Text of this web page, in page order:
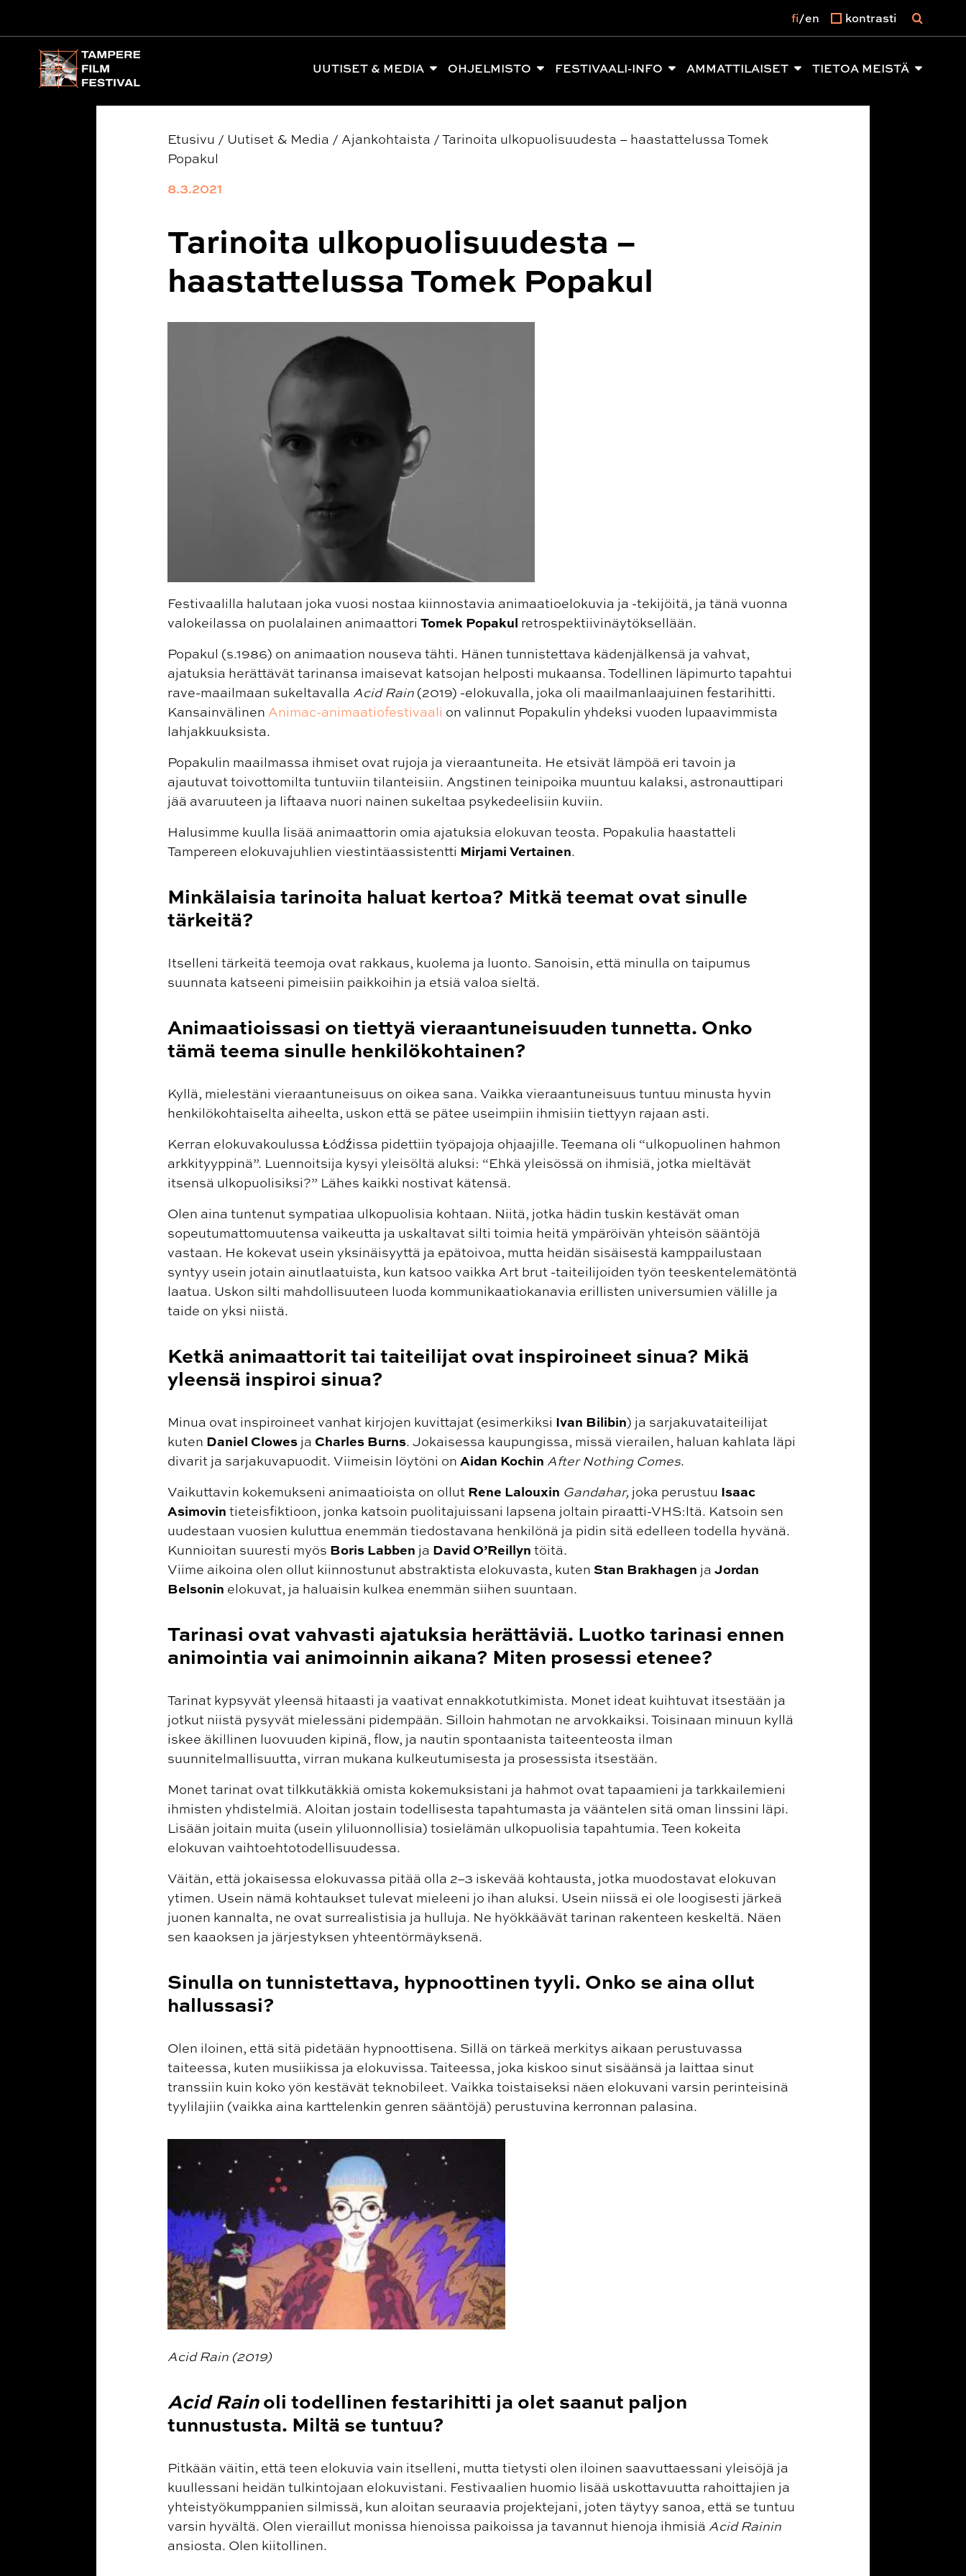
Päävalikko UUTISET & MEDIA OHJELMISTO FESTIVAALI-INFO AMMATTILAISET TIETOA MEISTÄ
fi en kontrasti
Etusivu / Uutiset & Media / Ajankohtaista /Tarinoita ulkopuolisuudesta – haastattelussa Tomek
Popakul
8.3.2021
Tarinoita ulkopuolisuudesta –
haastattelussa Tomek Popakul
Festivaalilla halutaan joka vuosi nostaa kiinnostavia animaatioelokuvia ja -tekijöitä, ja tänä vuonna
valokeilassa on puolalainen animaattori Tomek Popakul retrospektiivinäytöksellään.
Popakul (s.1986) on animaation nouseva tähti. Hänen tunnistettava kädenjälkensä ja vahvat,
ajatuksia herättävät tarinansa imaisevat katsojan helposti mukaansa. Todellinen läpimurto tapahtui
rave-maailmaan sukeltavalla Acid Rain (2019) -elokuvalla, joka oli maailmanlaajuinen festarihitti.
Kansainvälinen Animac-animaatiofestivaali on valinnut Popakulin yhdeksi vuoden lupaavimmista
lahjakkuuksista.
Popakulin maailmassa ihmiset ovat rujoja ja vieraantuneita. He etsivät lämpöä eri tavoin ja
ajautuvat toivottomilta tuntuviin tilanteisiin. Angstinen teinipoika muuntuu kalaksi, astronauttipari
jää avaruuteen ja liftaava nuori nainen sukeltaa psykedeelisiin kuviin.
Halusimme kuulla lisää animaattorin omia ajatuksia elokuvan teosta. Popakulia haastatteli
Tampereen elokuvajuhlien viestintäassistentti Mirjami Vertainen.
Minkälaisia tarinoita haluat kertoa? Mitkä teemat ovat sinulle
tärkeitä?
Itselleni tärkeitä teemoja ovat rakkaus, kuolema ja luonto. Sanoisin, että minulla on taipumus
suunnata katseeni pimeisiin paikkoihin ja etsiä valoa sieltä.
Animaatioissasi on tiettyä vieraantuneisuuden tunnetta. Onko
tämä teema sinulle henkilökohtainen?
Kyllä, mielestäni vieraantuneisuus on oikea sana. Vaikka vieraantuneisuus tuntuu minusta hyvin
henkilökohtaiselta aiheelta, uskon että se pätee useimpiin ihmisiin tiettyyn rajaan asti.
Kerran elokuvakoulussa Łódźissa pidettiin työpajoja ohjaajille. Teemana oli “ulkopuolinen hahmon
arkkityyppinä”. Luennoitsija kysyi yleisöltä aluksi: “Ehkä yleisössä on ihmisiä, jotka mieltävät
itsensä ulkopuolisiksi?” Lähes kaikki nostivat kätensä.
Olen aina tuntenut sympatiaa ulkopuolisia kohtaan. Niitä, jotka hädin tuskin kestävät oman
sopeutumattomuutensa vaikeutta ja uskaltavat silti toimia heitä ympäröivän yhteisön sääntöjä
vastaan. He kokevat usein yksinäisyyttä ja epätoivoa, mutta heidän sisäisestä kamppailustaan
syntyy usein jotain ainutlaatuista, kun katsoo vaikka Art brut -taiteilijoiden työn teeskentelemätöntä
laatua. Uskon silti mahdollisuuteen luoda kommunikaatiokanavia erillisten universumien välille ja
taide on yksi niistä.
Ketkä animaattorit tai taiteilijat ovat inspiroineet sinua? Mikä
yleensä inspiroi sinua?
Minua ovat inspiroineet vanhat kirjojen kuvittajat (esimerkiksi Ivan Bilibin) ja sarjakuvataiteilijat
kuten Daniel Clowes ja Charles Burns. Jokaisessa kaupungissa, missä vierailen, haluan kahlata läpi
divarit ja sarjakuvapuodit. Viimeisin löytöni on Aidan Kochin After Nothing Comes.
Vaikuttavin kokemukseni animaatioista on ollut Rene Lalouxin Gandahar, joka perustuu Isaac
Asimovin tieteisfiktioon, jonka katsoin puolitajuissani lapsena joltain piraatti-VHS:ltä. Katsoin sen
uudestaan vuosien kuluttua enemmän tiedostavana henkilönä ja pidin sitä edelleen todella hyvänä.
Kunnioitan suuresti myös Boris Labben ja David O’Reillyn töitä.
Viime aikoina olen ollut kiinnostunut abstraktista elokuvasta, kuten Stan Brakhagen ja Jordan
Belsonin elokuvat, ja haluaisin kulkea enemmän siihen suuntaan.
Tarinasi ovat vahvasti ajatuksia herättäviä. Luotko tarinasi ennen
animointia vai animoinnin aikana? Miten prosessi etenee?
Tarinat kypsyvät yleensä hitaasti ja vaativat ennakkotutkimista. Monet ideat kuihtuvat itsestään ja
jotkut niistä pysyvät mielessäni pidempään. Silloin hahmotan ne arvokkaiksi. Toisinaan minuun kyllä
iskee äkillinen luovuuden kipinä, flow, ja nautin spontaanista taiteenteosta ilman
suunnitelmallisuutta, virran mukana kulkeutumisesta ja prosessista itsestään.
Monet tarinat ovat tilkkutäkkiä omista kokemuksistani ja hahmot ovat tapaamieni ja tarkkailemieni
ihmisten yhdistelmiä. Aloitan jostain todellisesta tapahtumasta ja vääntelen sitä oman linssini läpi.
Lisään joitain muita (usein yliluonnollisia) tosielämän ulkopuolisia tapahtumia. Teen kokeita
elokuvan vaihtoehtotodellisuudessa.
Väitän, että jokaisessa elokuvassa pitää olla 2–3 iskevää kohtausta, jotka muodostavat elokuvan
ytimen. Usein nämä kohtaukset tulevat mieleeni jo ihan aluksi. Usein niissä ei ole loogisesti järkeä
juonen kannalta, ne ovat surrealistisia ja hulluja. Ne hyökkäävät tarinan rakenteen keskeltä. Näen
sen kaaoksen ja järjestyksen yhteentörmäyksenä.
Sinulla on tunnistettava, hypnoottinen tyyli. Onko se aina ollut
hallussasi?
Olen iloinen, että sitä pidetään hypnoottisena. Sillä on tärkeä merkitys aikaan perustuvassa
taiteessa, kuten musiikissa ja elokuvissa. Taiteessa, joka kiskoo sinut sisäänsä ja laittaa sinut
transsiin kuin koko yön kestävät teknobileet. Vaikka toistaiseksi näen elokuvani varsin perinteisinä
tyylilajiin (vaikka aina karttelenkin genren sääntöjä) perustuvina kerronnan palasina.
Acid Rain (2019)
Acid Rainoli todellinen festarihitti ja olet saanut paljon
tunnustusta. Miltä se tuntuu?
Pitkään väitin, että teen elokuvia vain itselleni, mutta tietysti olen iloinen saavuttaessani yleisöjä ja
kuullessani heidän tulkintojaan elokuvistani. Festivaalien huomio lisää uskottavuutta rahoittajien ja
yhteistyökumppanien silmissä, kun aloitan seuraavia projektejani, joten täytyy sanoa, että se tuntuu
varsin hyvältä. Olen vieraillut monissa hienoissa paikoissa ja tavannut hienoja ihmisiä Acid Rainin
ansiosta. Olen kiitollinen.